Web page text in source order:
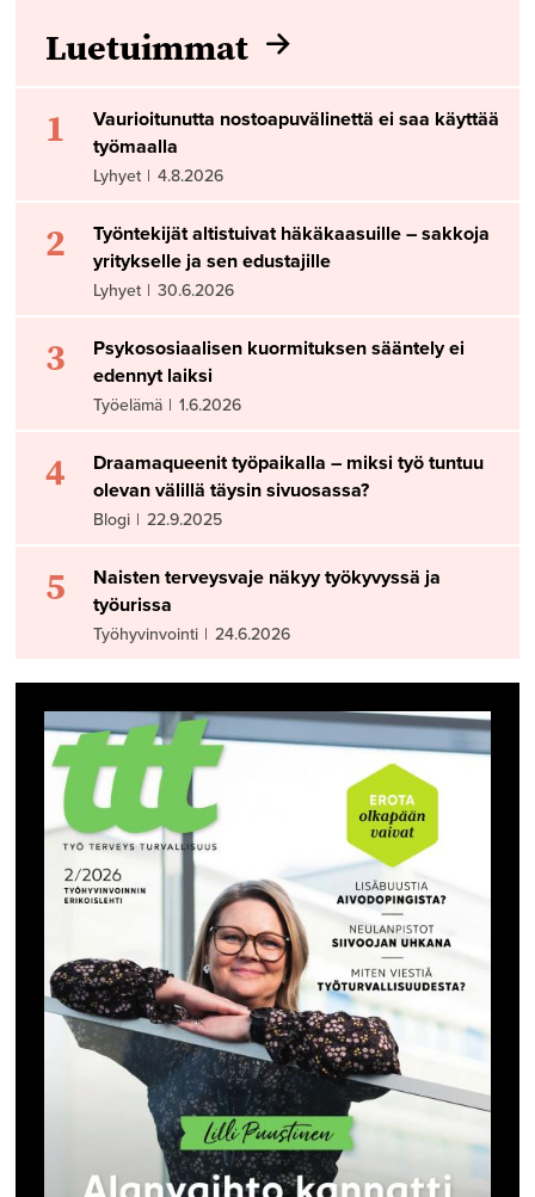
Luetuimmat
1
Vaurioitunutta nostoapuvälinettä ei saa käyttää
työmaalla
Lyhyet | 4.8.2026
2
Työntekijät altistuivat häkäkaasuille – sakkoja
yritykselle ja sen edustajille
Lyhyet | 30.6.2026
3
Psykososiaalisen kuormituksen sääntely ei
edennyt laiksi
Työelämä | 1.6.2026
4
Draamaqueenit työpaikalla – miksi työ tuntuu
olevan välillä täysin sivuosassa?
Blogi | 22.9.2025
5
Naisten terveysvaje näkyy työkyvyssä ja
työurissa
Työhyvinvointi | 24.6.2026